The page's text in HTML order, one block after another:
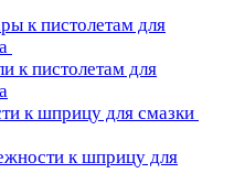
к пистолетам для
к пистолетам для
к шприцу для смазки
к шприцу для